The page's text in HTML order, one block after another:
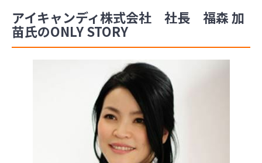
アイキャンディ株式会社 社長 福森 加
苗氏のONLY STORY